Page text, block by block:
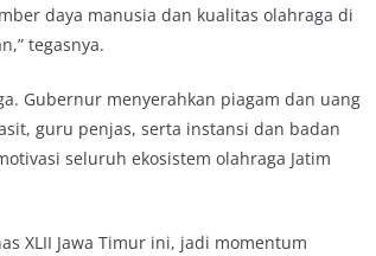
daya manusia dan kualitas olahraga di
tegasnya.
Gubernur menyerahkan piagam dan uang
guru penjas, serta instansi dan badan
seluruh ekosistem olahraga Jatim
XLII Jawa Timur ini, jadi momentum